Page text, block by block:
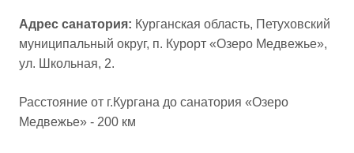
Адрес санатория: Курганская область, Петуховский
муниципальный округ, п. Курорт «Озеро Медвежье»,
ул. Школьная, 2.
Расстояние от г.Кургана до санатория «Озеро
Медвежье» - 200 км